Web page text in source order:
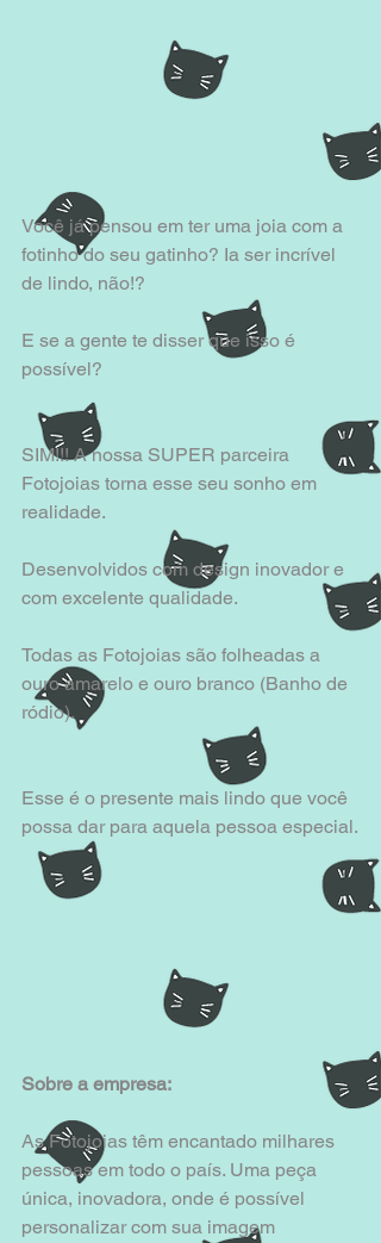
Você já pensou em ter uma joia com a
fotinho do seu gatinho? Ia ser incrível
de lindo, não!?
E se a gente te disser que isso é
possível?
SIM!!! A nossa SUPER parceira
Fotojoias torna esse seu sonho em
realidade.
Desenvolvidos com design inovador e
com excelente qualidade.
Todas as Fotojoias são folheadas a
ouro amarelo e ouro branco (Banho de
ródio).
Esse é o presente mais lindo que você
possa dar para aquela pessoa especial.
Sobre a empresa:
As Fotojoias têm encantado milhares
pessoas em todo o país. Uma peça
única, inovadora, onde é possível
personalizar com sua imagem